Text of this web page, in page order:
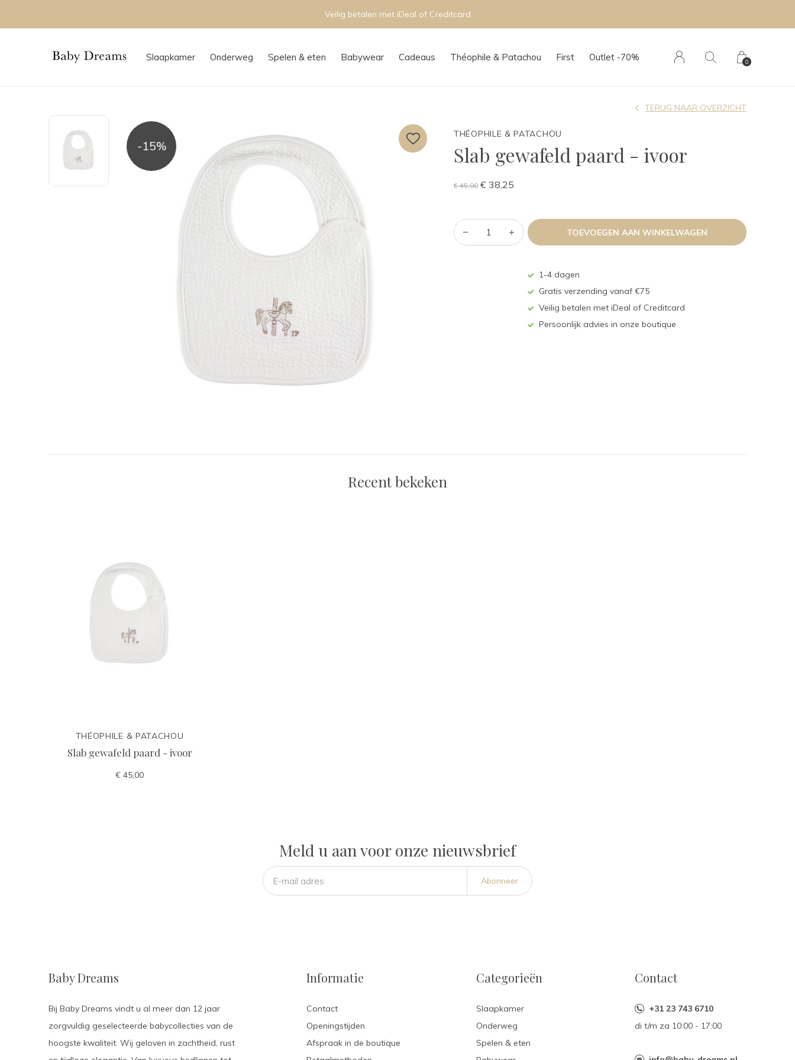
Slaapkamer Onderweg Spelen & eten Babywear Cadeaus Théophile & Patachou First Outlet -70% 0
Veilig betalen met iDeal of Creditcard
-15%
THÉOPHILE & PATACHOU
Slab gewafeld paard - ivoor
TERUG NAAR OVERZICHT
€ 45,00 € 38,25
TOEVOEGEN AAN WINKELWAGEN
1-4 dagen
Gratis verzending vanaf €75
Veilig betalen met iDeal of Creditcard
Persoonlijk advies in onze boutique
Recent bekeken
THÉOPHILE & PATACHOU
Slab gewafeld paard - ivoor
€ 45,00
Meld u aan voor onze nieuwsbrief
Abonneer
Baby Dreams
Bij Baby Dreams vindt u al meer dan 12 jaar
zorgvuldig geselecteerde babycollecties van de
hoogste kwaliteit. Wij geloven in zachtheid, rust
Informatie
Contact
Openingstijden
Afspraak in de boutique
Categorieën
Slaapkamer
Onderweg
Spelen & eten
Contact
+31 23 743 6710
di t/m za 10:00 - 17:00